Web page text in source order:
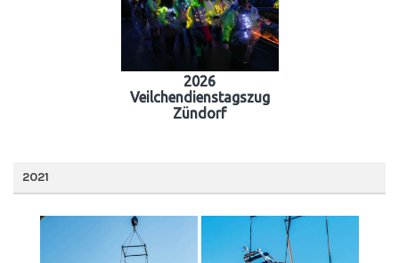
2026
Veilchendienstagszug
Zündorf
2021